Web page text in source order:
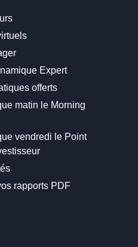
Expert
offerts
matin le Morning
vendredi le Point
rapports PDF